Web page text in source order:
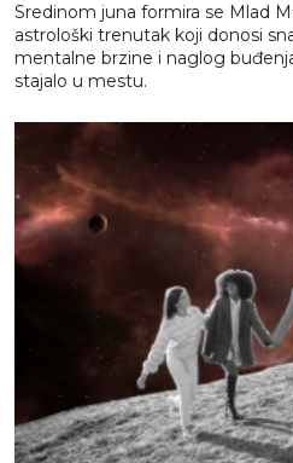
Sredinom juna formira se Mlad
astrološki trenutak koji donosi
mentalne brzine i naglog
stajalo u mestu.